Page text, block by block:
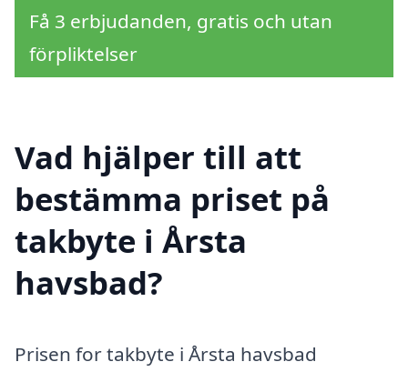
Få 3 erbjudanden, gratis och utan
förpliktelser
Vad hjälper till att
bestämma priset på
takbyte i Årsta
havsbad?
Prisen for takbyte i Årsta havsbad